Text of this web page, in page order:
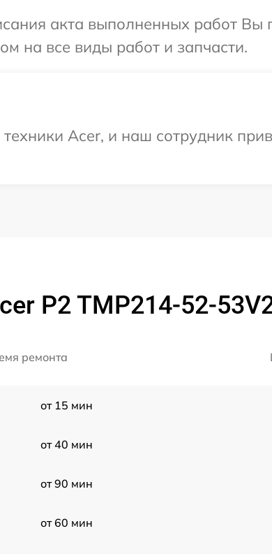
акта выполненных работ
на все виды работ и запчасти.
Acer, и наш сотрудник
P2 TMP214-52-
ремонта
от 15 мин
от 40 мин
от 90 мин
от 60 мин